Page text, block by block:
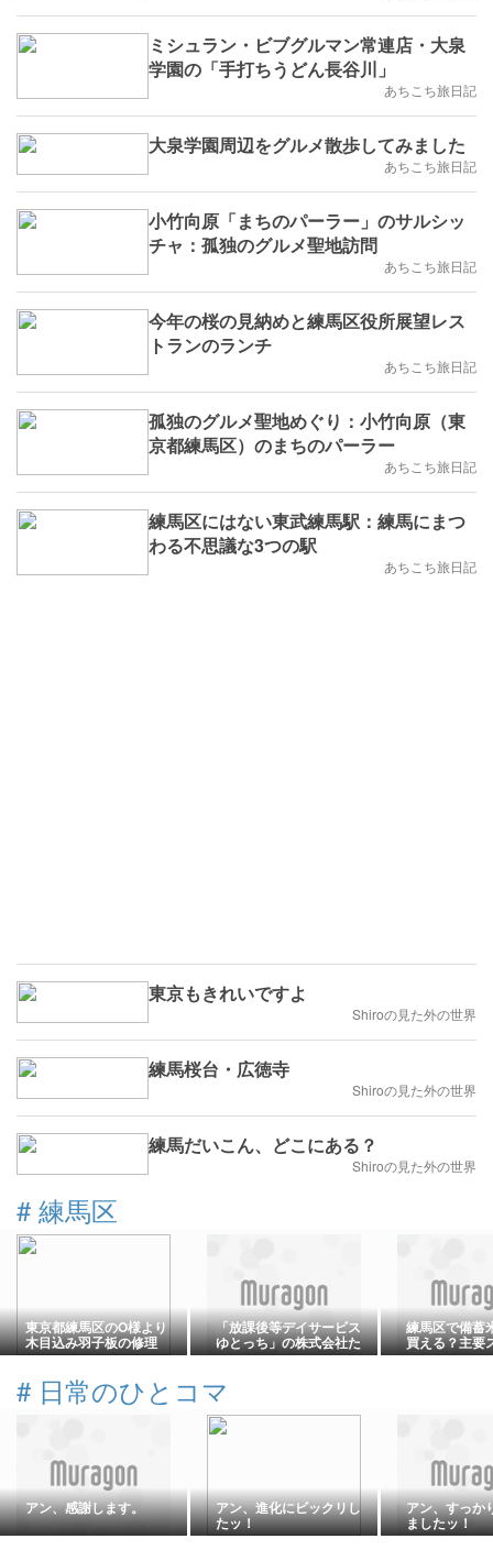
ミシュラン・ビブグルマン常連店・大泉
学園の「手打ちうどん長谷川」
あちこち旅日記
大泉学園周辺をグルメ散歩してみました
あちこち旅日記
小竹向原「まちのパーラー」のサルシッ
チャ：孤独のグルメ聖地訪問
あちこち旅日記
今年の桜の見納めと練馬区役所展望レス
トランのランチ
あちこち旅日記
孤独のグルメ聖地めぐり：小竹向原（東
京都練馬区）のまちのパーラー
あちこち旅日記
練馬区にはない東武練馬駅：練馬にまつ
わる不思議な3つの駅
あちこち旅日記
東京もきれいですよ
Shiroの見た外の世界
練馬桜台・広徳寺
Shiroの見た外の世界
練馬だいこん、どこにある？
Shiroの見た外の世界
# 練馬区
東京都練馬区のO様より
木目込み羽子板の修理
「放課後等デイサービス
ゆとっち」の株式会社た
まみずきが破産手続開始
練馬区で備蓄
買える？主要
販売店舗など
# 日常のひとコマ
アン、感謝します。 アン、進化にビックリし
たッ！
アン、すっか
ましたッ！